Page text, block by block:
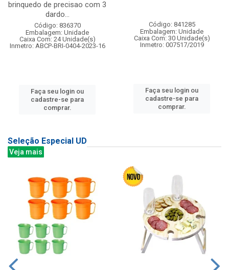
brinquedo de precisao com 3
dardo...
Código: 836370
Embalagem: Unidade
Caixa Com: 24 Unidade(s)
Inmetro: ABCP-BRI-0404-2023-16
Faça seu login ou
cadastre-se para
comprar.
Código: 841285
Embalagem: Unidade
Caixa Com: 30 Unidade(s)
Inmetro: 007517/2019
Faça seu login ou
cadastre-se para
comprar.
Seleção Especial UD
Veja mais